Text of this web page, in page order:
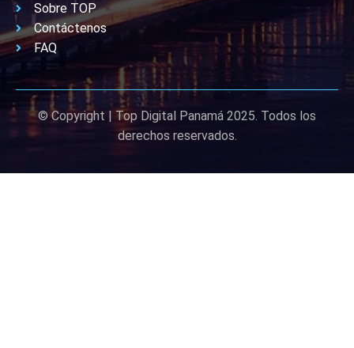
Sobre TOP
Contáctenos
FAQ
© Copyright | Top Digital Panamá 2025. Todos los
derechos reservados.